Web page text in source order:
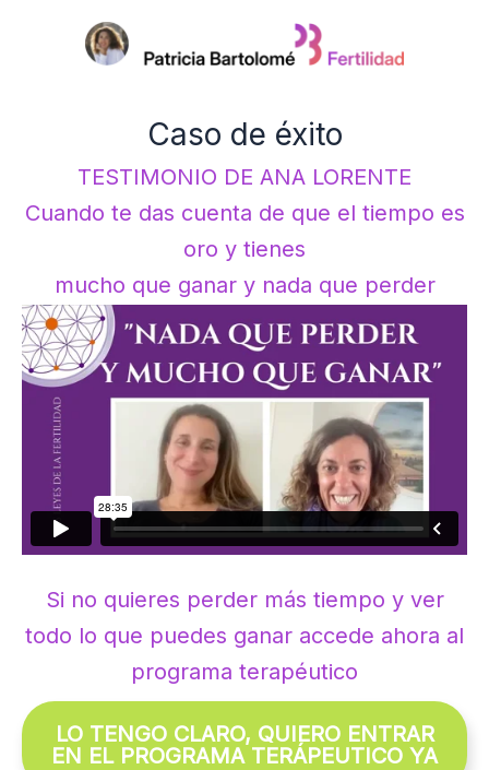
Caso de éxito
TESTIMONIO DE ANA LORENTE
Cuando te das cuenta de que el tiempo es
oro y tienes
mucho que ganar y nada que perder
Si no quieres perder más tiempo y ver
todo lo que puedes ganar accede ahora al
programa terapéutico
LO TENGO CLARO, QUIERO ENTRAR
EN EL PROGRAMA TERÁPEUTICO YA